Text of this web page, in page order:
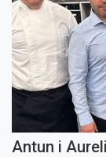
Antun i